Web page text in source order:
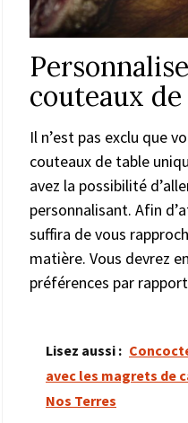
couteaux
Il n’est pas exclu que
couteaux de table
avez la possibilité
personnalisant. Afin
suffira de vous
matière. Vous devrez
préférences par
Lisez aussi :
avec les magrets de
Nos Terres